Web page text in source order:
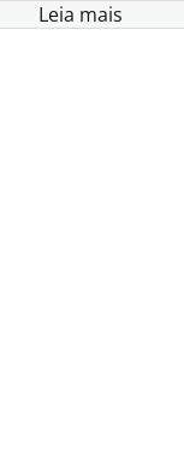
Leia mais